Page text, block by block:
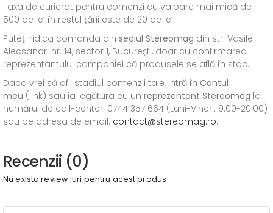
Taxa de curierat pentru comenzi cu valoare mai mică de
500 de lei în restul țării este de 20 de lei.
Puteți ridica comanda din sediul Stereomag din str. Vasile
Alecsandri nr. 14, sector 1, București, doar cu confirmarea
reprezentantului companiei că produsele se află în stoc.
Daca vrei să afli stadiul comenzii tale, intră în Contul
meu (link) sau ia legătura cu un reprezentant Stereomag la
numărul de call-center: 0744 357 664 (Luni-Vineri: 9.00-20.00)
sau pe adresa de email: contact@stereomag.ro.
Recenzii (0)
Nu exista review-uri pentru acest produs